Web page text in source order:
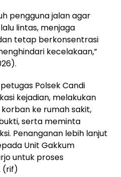
pengguna jalan agar
lintas, menjaga
tetap berkonsentrasi
kecelakaan,”
Polsek Candi
kejadian, melakukan
ke rumah sakit,
serta meminta
Penanganan lebih lanjut
Unit Gakkum
untuk proses
(rif)